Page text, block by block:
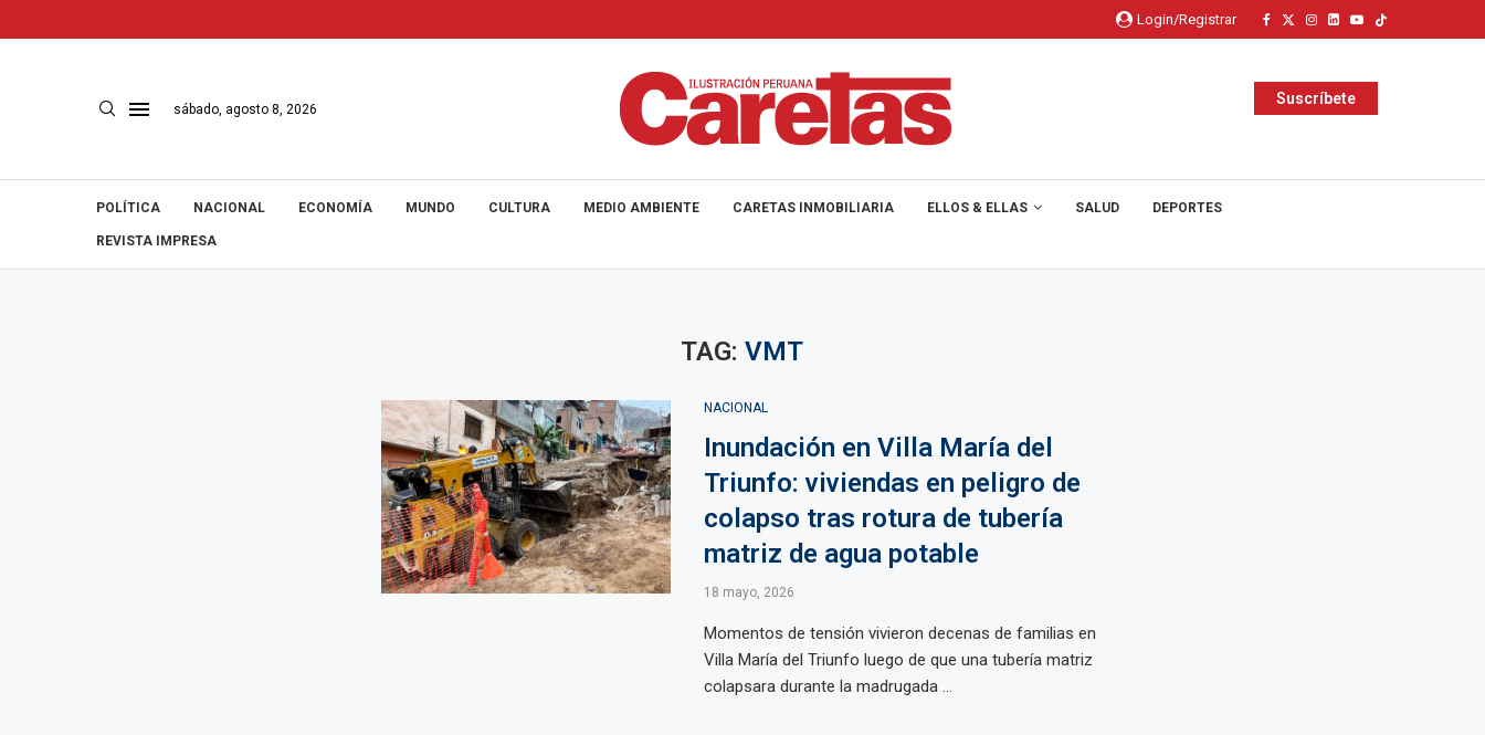
Login/Registrar
sábado, agosto 8, 2026
Suscríbete
POLÍTICA NACIONAL ECONOMÍA MUNDO CULTURA MEDIO AMBIENTE CARETAS INMOBILIARIA ELLOS & ELLAS SALUD DEPORTES
REVISTA IMPRESA
TAG:VMT
NACIONAL
Inundación en Villa María del
Triunfo: viviendas en peligro de
colapso tras rotura de tubería
matriz de agua potable
18 mayo, 2026
Momentos de tensión vivieron decenas de familias en
Villa María del Triunfo luego de que una tubería matriz
colapsara durante la madrugada ...